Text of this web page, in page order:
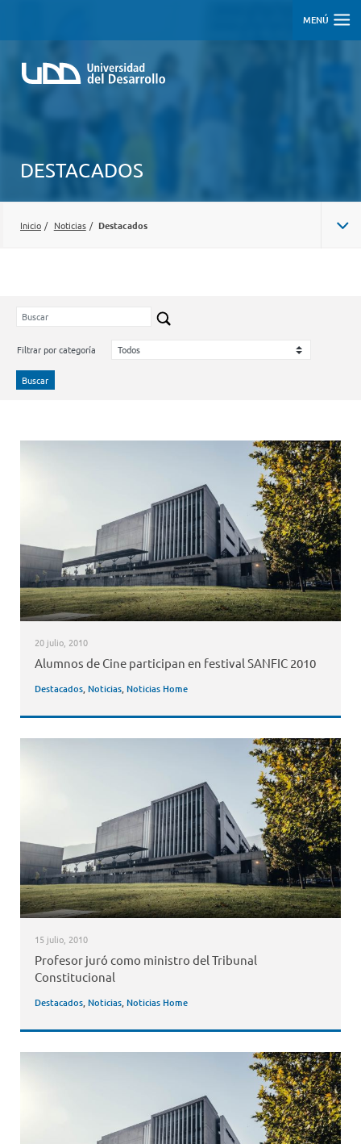
MENÚ
DESTACADOS
Inicio / Noticias / Destacados
Filtrar por categoría
Buscar
20 julio, 2010
Alumnos de Cine participan en festival SANFIC 2010
Destacados, Noticias, Noticias Home
15 julio, 2010
Profesor juró como ministro del Tribunal
Constitucional
Destacados, Noticias, Noticias Home